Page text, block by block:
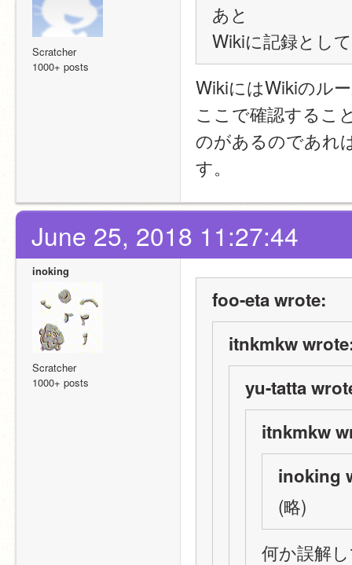
Scratcher
1000+ posts
あと
Wikiに記録とし
WikiにはWikiのル
ここで確認するこ
のがあるのであれ
す。
June 25, 2018 11:27:44
inoking
Scratcher
1000+ posts
foo-eta wrote:
itnkmkw
yu-tatta
itnkmkw
inoking
(略)
何か誤解